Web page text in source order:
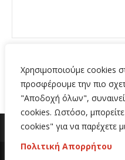
Χρησιμοποιούμε cookies
προσφέρουμε την πιο
"Αποδοχή όλων",
cookies. Ωστόσο, μπορείτε
cookies" για να παρέχετε
Πολιτική Απορρήτου